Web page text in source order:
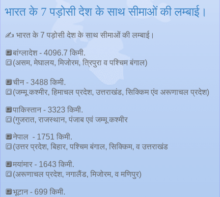
भारत के 7 पड़ोसी देश के साथ सीमाओं की लम्बाई।
✍ भारत के 7 पड़ोसी देश के साथ सीमाओं की लम्बाई।
🔲बांग्लादेश - 4096.7 किमी.
🔳(असम, मेघालय, मिजोरम, त्रिपुरा व पश्चिम बंगाल)
🔲चीन - 3488 किमी.
🔳(जम्मू कश्मीर, हिमाचल प्रदेश, उत्तराखंड, सिक्किम एंव अरूणाचल प्रदेश)
🔲पाकिस्तान - 3323 किमी.
🔳(गुजरात, राजस्थान, पंजाब एवं जम्मू कश्मीर
🔲नेपाल - 1751 किमी.
🔳(उत्तर प्रदेश, बिहार, पश्चिम बंगाल, सिक्किम, व उत्तराखंड
🔲मयांमार - 1643 किमी.
🔳(अरूणाचल प्रदेश, नगालैंड, मिजोरम, व मणिपुर)
🔲भूटान - 699 किमी.